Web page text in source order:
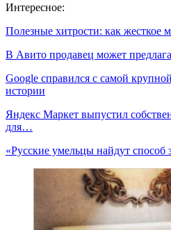
Интересное:
Полезные хитрости: как жесткое
В Авито продавец может
Google справился с самой
истории
Яндекс Маркет выпустил
для…
«Русские умельцы найдут способ